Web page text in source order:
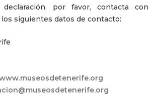
por favor, contacta con
siguientes datos de contacto: